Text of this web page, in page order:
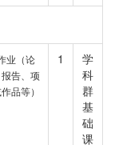
业（论
告、项
品等）
1
学
科
群
基
础
课